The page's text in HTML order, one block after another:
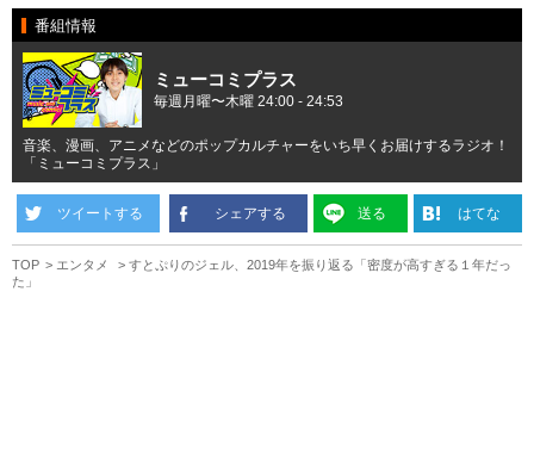
番組情報
ミューコミプラス
毎週月曜〜木曜 24:00 - 24:53
音楽、漫画、アニメなどのポップカルチャーをいち早くお届けするラジオ！
「ミューコミプラス」
ツイートする シェアする 送る はてな
TOP エンタメ
すとぷりのジェル、2019年を振り返る「密度が高すぎる１年だっ
た」